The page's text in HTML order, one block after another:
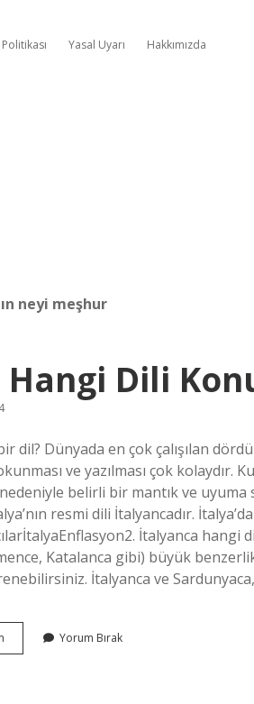
Yasal Uyarı Hakkımızda
neyi meşhur
Hangi Dili
dil? Dünyada en çok çalışılan
ve yazılması çok kolaydır.
belirli bir mantık ve
resmi dili İtalyancadır.
İtalyanca hangi
Katalanca gibi) büyük
İtalyanca ve
Hangi
Yorum Bırak